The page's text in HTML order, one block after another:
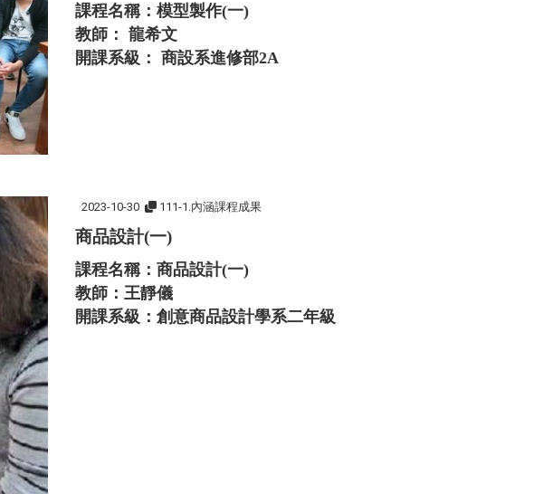
課程名稱：模型製作(一)
教師： 龍希文
開課系級： 商設系進修部2A
2023-10-30 111-1.內涵課程成果
商品設計(一)
課程名稱：商品設計(一)
教師：王靜儀
開課系級：創意商品設計學系二年級